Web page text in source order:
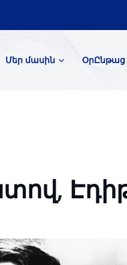
Մեր մասին ՕրԸնթաց